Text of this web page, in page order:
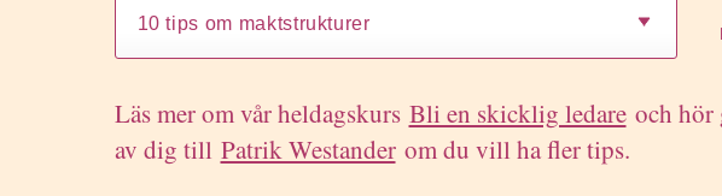
Läs mer om vår heldagskurs Bli en skicklig ledareoch hör
av dig till Patrik Westanderom du vill ha fler tips.